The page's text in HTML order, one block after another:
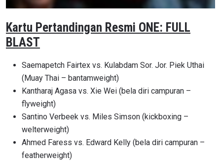
Kartu Pertandingan Resmi ONE: FULL
BLAST
Saemapetch Fairtex vs. Kulabdam Sor. Jor. Piek Uthai
(Muay Thai – bantamweight)
Kantharaj Agasa vs. Xie Wei (bela diri campuran –
flyweight)
Santino Verbeek vs. Miles Simson (kickboxing –
welterweight)
Ahmed Faress vs. Edward Kelly (bela diri campuran –
featherweight)